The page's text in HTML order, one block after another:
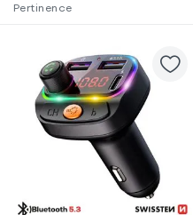
Pertinence